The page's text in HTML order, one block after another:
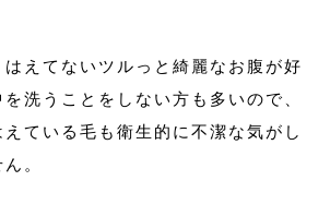
えてないツルっと綺麗なお腹が好
洗うことをしない方も多いので、
ている毛も衛生的に不潔な気がし
。